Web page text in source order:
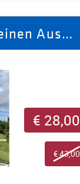
Familienkarte für einen Ausflug »An einem Tag zu Fuß um die Welt«
€ 28,00
€ 43,00